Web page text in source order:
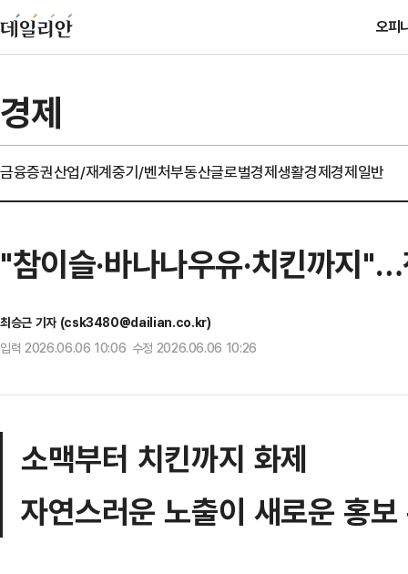
오피
경제
금융증권산업/재계중기/벤처부동산글로벌경제생활경제경제일반
"참이슬·바나나우유·치킨까지
최승근 기자 (csk3480@dailian.co.kr)
입력 2026.06.06 10:06 수정 2026.06.06 10:26
소맥부터 치킨까지 화제
자연스러운 노출이 새로운 홍보